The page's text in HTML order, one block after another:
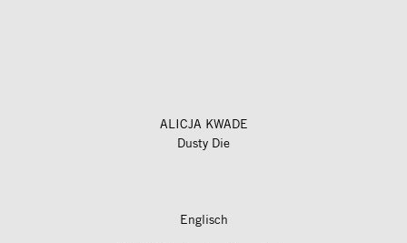
ALICJA KWADE
Dusty Die
Englisch